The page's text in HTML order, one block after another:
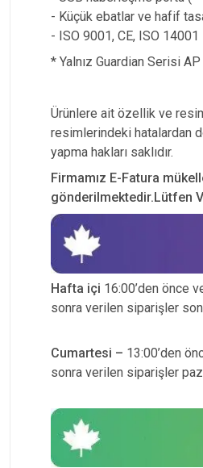
- Küçük ebatlar ve hafif
- ISO 9001, CE, ISO
* Yalnız Guardian Serisi
Ürünlere ait özellik ve
resimlerindeki hatalardan
yapma hakları saklıdır.
Firmamız E-Fatura
gönderilmektedir.Lütfen
Hafta içi 16:00’den önce
sonra verilen siparişler
Cumartesi – 13:00’den
sonra verilen siparişler